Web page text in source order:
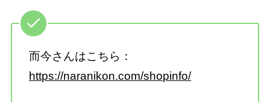
而今さんはこちら：
https://naranikon.com/shopinfo/